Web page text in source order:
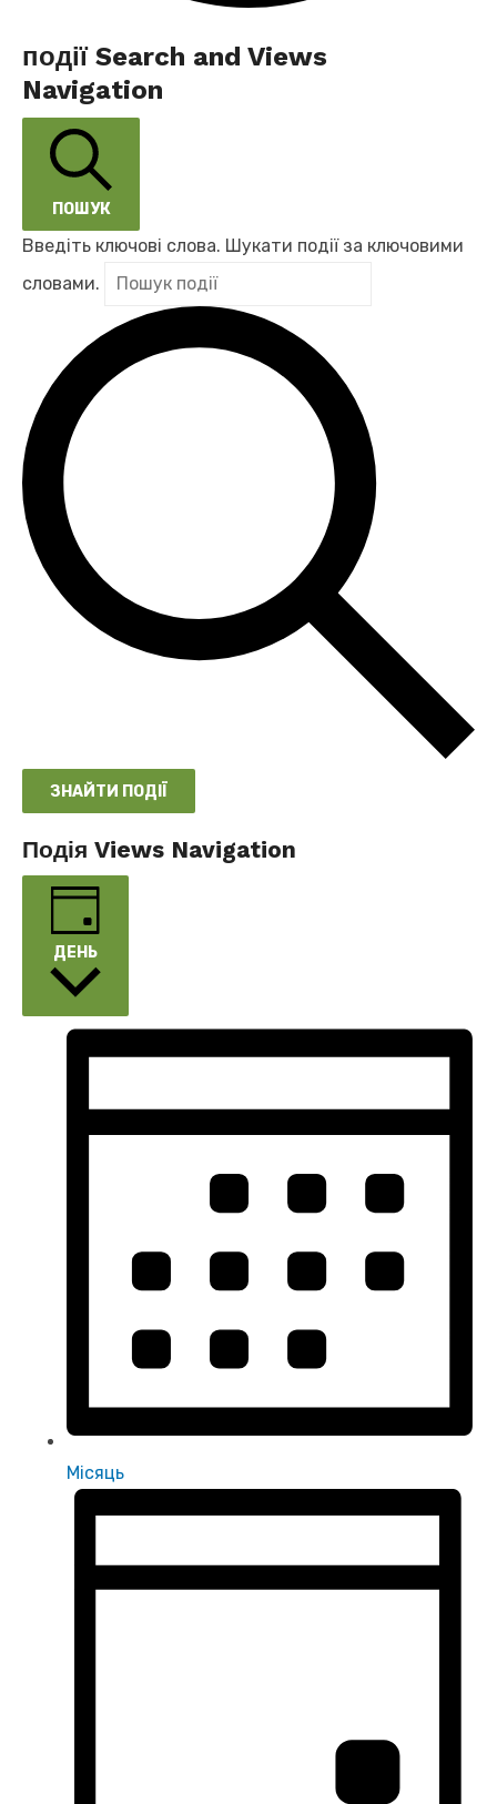
події
for
18.10.2025
події Search and Views
Navigation
ПОШУК
Введіть ключові слова. Шукати події за ключовими
словами.
ЗНАЙТИ ПОДІЇ
Подія Views Navigation
ДЕНЬ
Місяць